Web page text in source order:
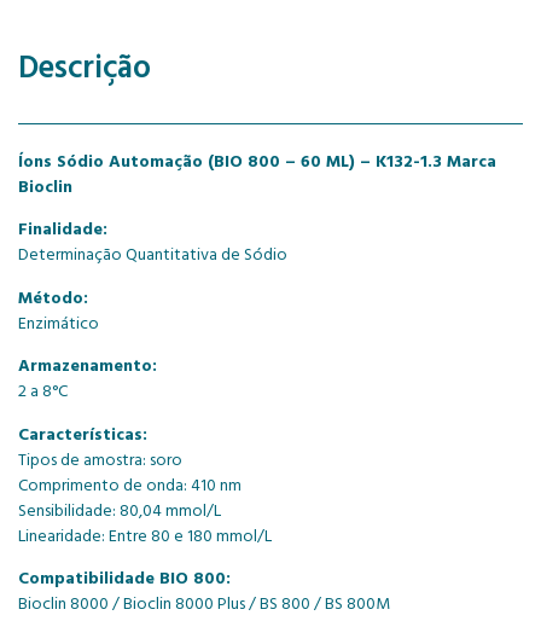
Descrição
Íons Sódio Automação (BIO 800 – 60 ML) – K132-1.3 Marca
Bioclin
Finalidade:
Determinação Quantitativa de Sódio
Método:
Enzimático
Armazenamento:
2 a 8°C
Características:
Tipos de amostra: soro
Comprimento de onda: 410 nm
Sensibilidade: 80,04 mmol/L
Linearidade: Entre 80 e 180 mmol/L
Compatibilidade BIO 800:
Bioclin 8000 / Bioclin 8000 Plus / BS 800 / BS 800M